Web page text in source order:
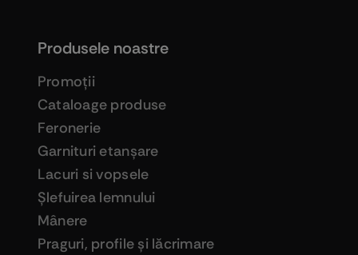
Produsele noastre
Promoţii
Cataloage produse
Feronerie
Garnituri etanşare
Lacuri si vopsele
Şlefuirea lemnului
Mânere
Praguri, profile şi lăcrimare